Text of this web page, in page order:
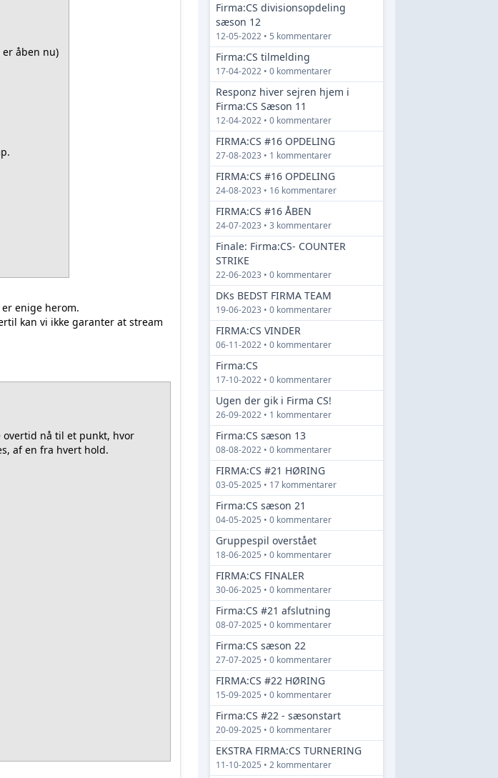
åben nu)
enige herom.
kan vi ikke garanter at stream
nå til et punkt, hvor
af en fra hvert hold.
Firma:CS divisionsopdeling
sæson 12
12-05-2022 • 5 kommentarer
Firma:CS tilmelding
17-04-2022 • 0 kommentarer
Responz hiver sejren hjem i
Firma:CS Sæson 11
12-04-2022 • 0 kommentarer
FIRMA:CS #16 OPDELING
27-08-2023 • 1 kommentarer
FIRMA:CS #16 OPDELING
24-08-2023 • 16 kommentarer
FIRMA:CS #16 ÅBEN
24-07-2023 • 3 kommentarer
Finale: Firma:CS- COUNTER
STRIKE
22-06-2023 • 0 kommentarer
DKs BEDST FIRMA TEAM
19-06-2023 • 0 kommentarer
FIRMA:CS VINDER
06-11-2022 • 0 kommentarer
Firma:CS
17-10-2022 • 0 kommentarer
Ugen der gik i Firma CS!
26-09-2022 • 1 kommentarer
Firma:CS sæson 13
08-08-2022 • 0 kommentarer
FIRMA:CS #21 HØRING
03-05-2025 • 17 kommentarer
Firma:CS sæson 21
04-05-2025 • 0 kommentarer
Gruppespil overstået
18-06-2025 • 0 kommentarer
FIRMA:CS FINALER
30-06-2025 • 0 kommentarer
Firma:CS #21 afslutning
08-07-2025 • 0 kommentarer
Firma:CS sæson 22
27-07-2025 • 0 kommentarer
FIRMA:CS #22 HØRING
15-09-2025 • 0 kommentarer
Firma:CS #22 - sæsonstart
20-09-2025 • 0 kommentarer
EKSTRA FIRMA:CS TURNERING
11-10-2025 • 2 kommentarer